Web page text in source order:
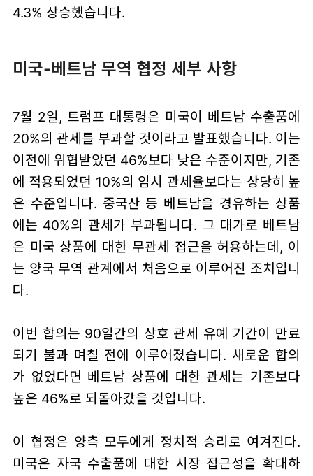
4.3% 상승했습니다.
미국-베트남 무역 협정 세부 사항
7월 2일, 트럼프 대통령은 미국이 베트남 수출품에
20%의 관세를 부과할 것이라고 발표했습니다. 이는
이전에 위협받았던 46%보다 낮은 수준이지만, 기존
에 적용되었던 10%의 임시 관세율보다는 상당히 높
은 수준입니다. 중국산 등 베트남을 경유하는 상품
에는 40%의 관세가 부과됩니다. 그 대가로 베트남
은 미국 상품에 대한 무관세 접근을 허용하는데, 이
는 양국 무역 관계에서 처음으로 이루어진 조치입니
다.
이번 합의는 90일간의 상호 관세 유예 기간이 만료
되기 불과 며칠 전에 이루어졌습니다. 새로운 합의
가 없었다면 베트남 상품에 대한 관세는 기존보다
높은 46%로 되돌아갔을 것입니다.
이 협정은 양측 모두에게 정치적 승리로 여겨진다.
미국은 자국 수출품에 대한 시장 접근성을 확대하